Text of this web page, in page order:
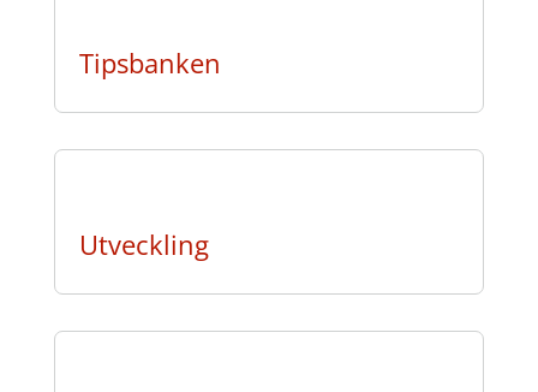
Tipsbanken
Utveckling